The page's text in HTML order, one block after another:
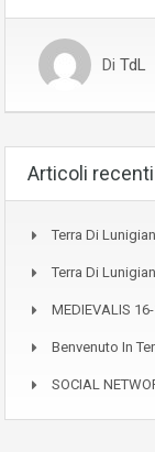
Di TdL
Articoli recenti
Terra Di
Terra Di
MEDIEVALIS
Benvenuto In
SOCIAL